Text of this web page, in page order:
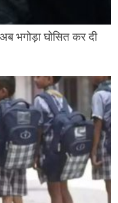
भगोड़ा घोसित कर दी